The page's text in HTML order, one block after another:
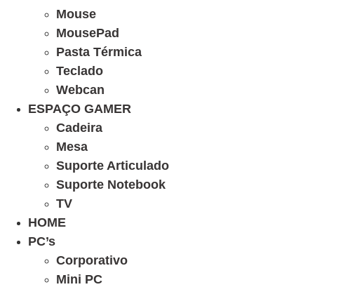
Mouse
MousePad
Pasta Térmica
Teclado
Webcan
ESPAÇO GAMER
Cadeira
Mesa
Suporte Articulado
Suporte Notebook
TV
HOME
PC’s
Corporativo
Mini PC